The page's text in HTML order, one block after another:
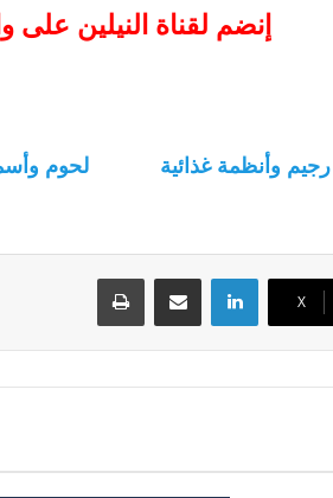
إنضم لقناة النيلين على
رجيم وأنظمة غذائية لحوم
‫X
لينكدإن